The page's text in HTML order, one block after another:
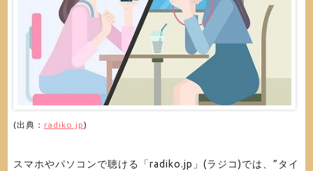
(出典： radiko.jp)
スマホやパソコンで聴ける「radiko.jp」(ラジコ)では、”タイ